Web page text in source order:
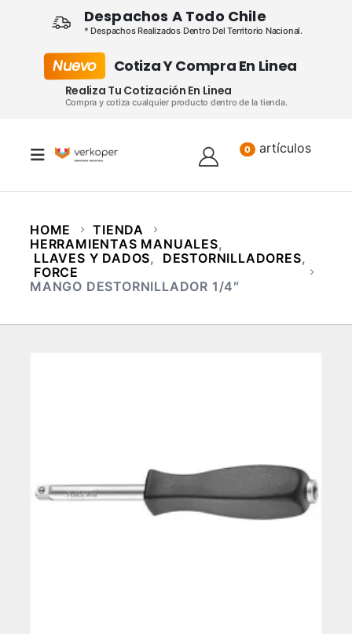
Despachos A Todo Chile
* Despachos Realizados Dentro Del Territorio Nacional.
Nuevo Cotiza Y Compra En Linea
Realiza Tu Cotización En Linea
Compra y cotiza cualquier producto dentro de la tienda.
0 artículos
HOME
TIENDA
HERRAMIENTAS MANUALES,
LLAVES Y DADOS, DESTORNILLADORES,
FORCE
MANGO DESTORNILLADOR 1/4″